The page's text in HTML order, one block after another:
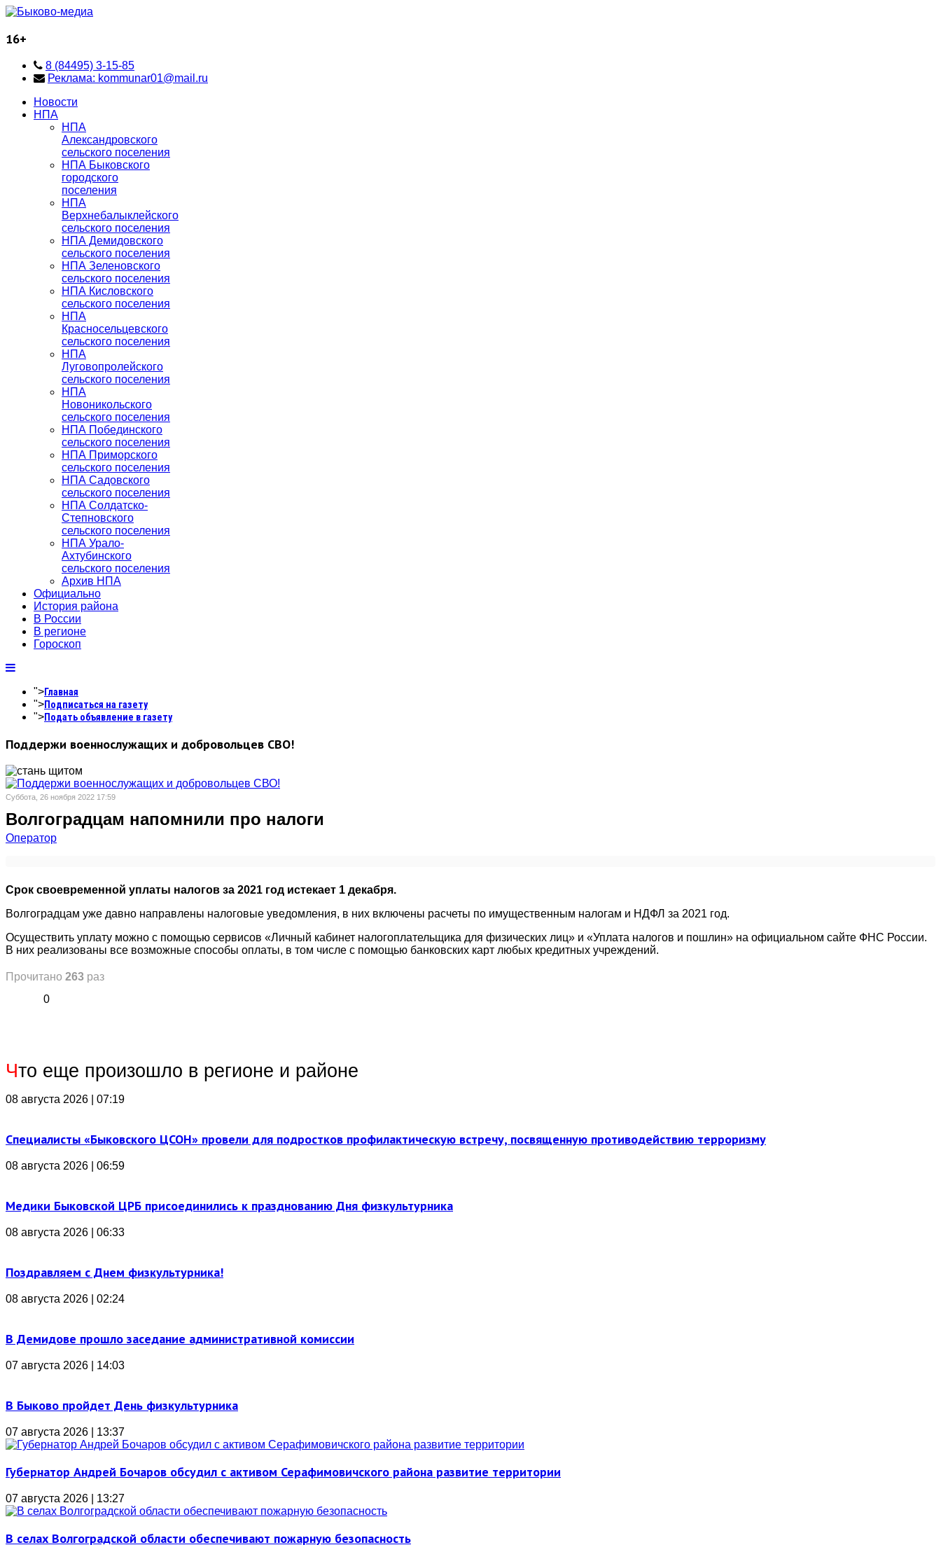
16+
8 (84495) 3-15-85
Реклама: kommunar01@mail.ru
Новости
НПА
НПА
Александровского
сельского поселения
НПА Быковского
городского
поселения
НПА
Верхнебалыклейского
сельского поселения
НПА Демидовского
сельского поселения
НПА Зеленовского
сельского поселения
НПА Кисловского
сельского поселения
НПА
Красносельцевского
сельского поселения
НПА
Луговопролейского
сельского поселения
НПА
Новоникольского
сельского поселения
НПА Побединского
сельского поселения
НПА Приморского
сельского поселения
НПА Садовского
сельского поселения
НПА Солдатско-
Степновского
сельского поселения
НПА Урало-
Ахтубинского
сельского поселения
Архив НПА
Официально
История района
В России
В регионе
Гороскоп
">Главная
">Подписаться на газету
">Подать объявление в газету
Поддержи военнослужащих и добровольцев СВО!
Суббота, 26 ноября 2022 17:59
Волгоградцам напомнили про налоги
Оператор
Срок своевременной уплаты налогов за 2021 год истекает 1 декабря.
Волгоградцам уже давно направлены налоговые уведомления, в них включены расчеты по имущественным налогам и НДФЛ за 2021 год.
Осуществить уплату можно с помощью сервисов «Личный кабинет налогоплательщика для физических лиц» и «Уплата налогов и пошлин» на официальном сайте ФНС России.
В них реализованы все возможные способы оплаты, в том числе с помощью банковских карт любых кредитных учреждений.
Прочитано 263 раз
0
Что еще произошло в регионе и районе
08 августа 2026 | 07:19
Специалисты «Быковского ЦСОН» провели для подростков профилактическую встречу, посвященную противодействию терроризму
08 августа 2026 | 06:59
Медики Быковской ЦРБ присоединились к празднованию Дня физкультурника
08 августа 2026 | 06:33
Поздравляем с Днем физкультурника!
08 августа 2026 | 02:24
В Демидове прошло заседание административной комиссии
07 августа 2026 | 14:03
В Быково пройдет День физкультурника
07 августа 2026 | 13:37
Губернатор Андрей Бочаров обсудил с активом Серафимовичского района развитие территории
07 августа 2026 | 13:27
В селах Волгоградской области обеспечивают пожарную безопасность